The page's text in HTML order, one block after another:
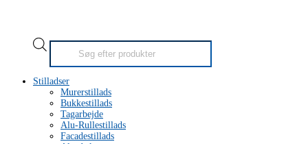
Products
Stilladser
Murerstillads
Bukkestillads
Tagarbejde
Alu-Rullestillads
Facadestillads